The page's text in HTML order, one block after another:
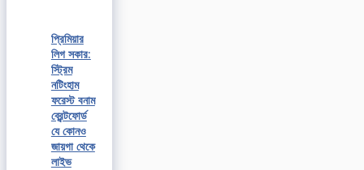
প্রিমিয়ার
লিগ সকার:
স্ট্রিম
নটিংহাম
ফরেস্ট বনাম
ব্রেন্টফোর্ড
যে কোনও
জায়গা থেকে
লাইভ